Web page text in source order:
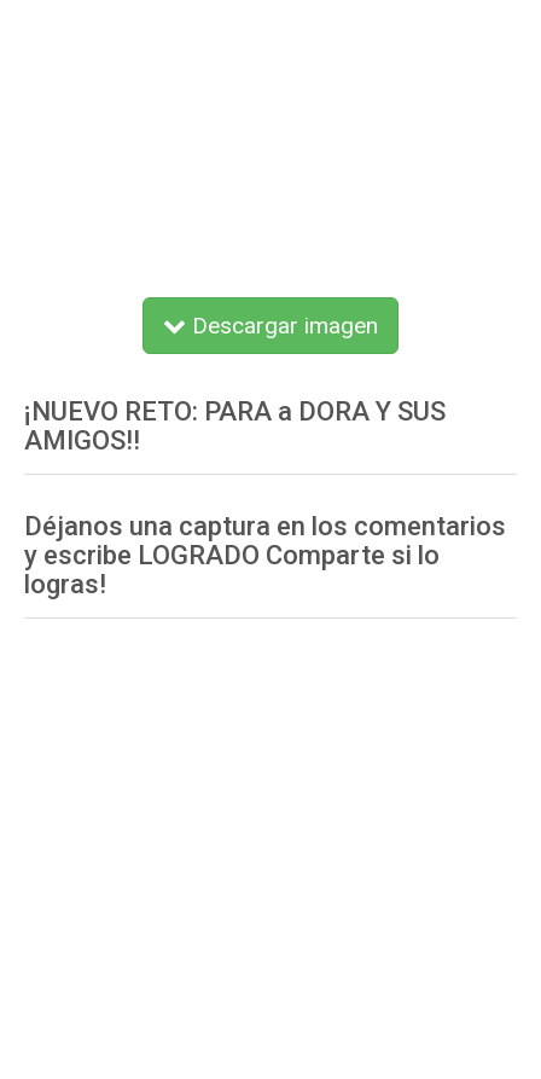
Descargar imagen
¡NUEVO RETO: PARA a DORA Y SUS
AMIGOS!!
Déjanos una captura en los comentarios
y escribe LOGRADO Comparte si lo
logras!